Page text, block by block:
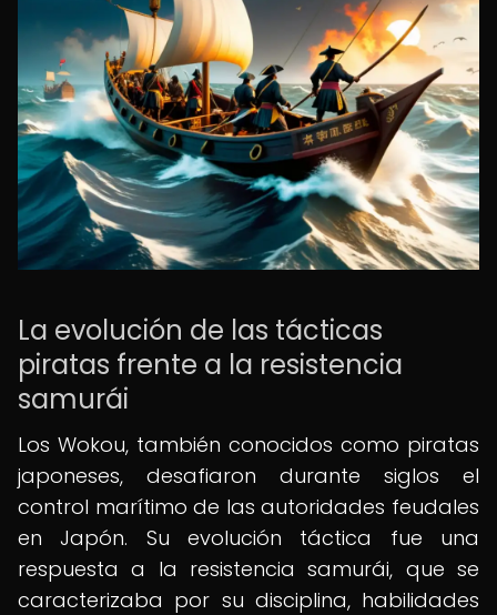
La evolución de las tácticas
piratas frente a la resistencia
samurái
Los Wokou, también conocidos como piratas
japoneses, desafiaron durante siglos el
control marítimo de las autoridades feudales
en Japón. Su evolución táctica fue una
respuesta a la resistencia samurái, que se
caracterizaba por su disciplina, habilidades